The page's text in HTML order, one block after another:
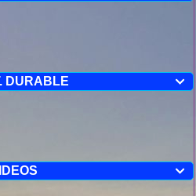

DURABLE

:
notable pour engendrer des
perturber certaines activités